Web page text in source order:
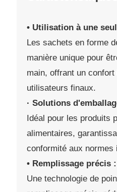
• Utilisation à une
Les sachets en forme
manière unique pour
main, offrant un confort
utilisateurs finaux.
· Solutions
Idéal pour les produits
alimentaires,
conformité aux normes
• Remplissage précis :
Une technologie de